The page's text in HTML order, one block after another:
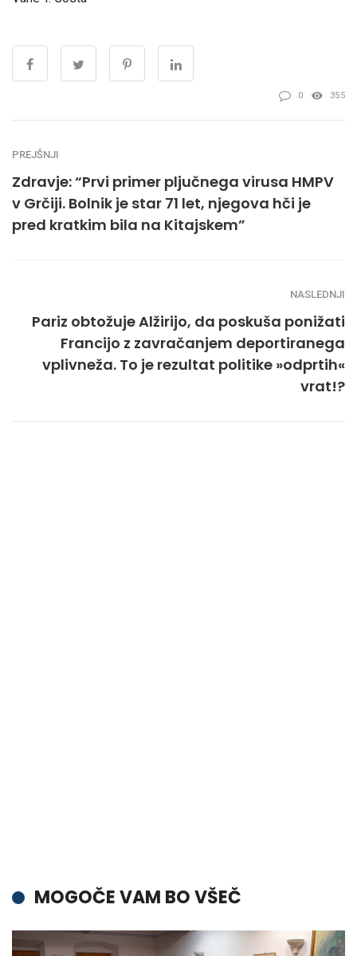
0 355
PREJŠNJI
Zdravje: “Prvi primer pljučnega virusa HMPV
v Grčiji. Bolnik je star 71 let, njegova hči je
pred kratkim bila na Kitajskem”
NASLEDNJI
Pariz obtožuje Alžirijo, da poskuša ponižati
Francijo z zavračanjem deportiranega
vplivneža. To je rezultat politike »odprtih«
vrat!?
MOGOČE VAM BO VŠEČ